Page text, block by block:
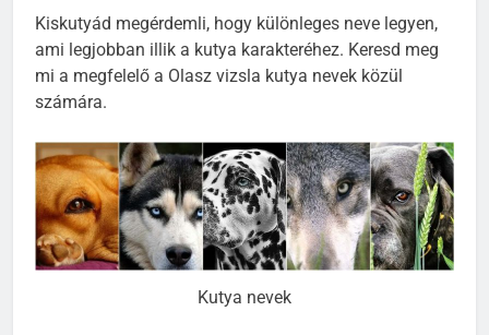
Kiskutyád megérdemli, hogy különleges neve legyen,
ami legjobban illik a kutya karakteréhez. Keresd meg
mi a megfelelő a Olasz vizsla kutya nevek közül
számára.
Kutya nevek